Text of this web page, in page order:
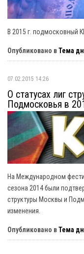
В 2015 г. подмосковный
Опубликовано вТема
07.02.2015 14:26
О статусах лиг
Подмосковья в
На Международном
сезона 2014 были
структуры Москвы и
изменения.
Опубликовано вТема